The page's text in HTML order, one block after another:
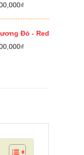
₫Khoảng
600,000₫
3,900,000₫
Đỏ - Red Thyme
₫Khoảng